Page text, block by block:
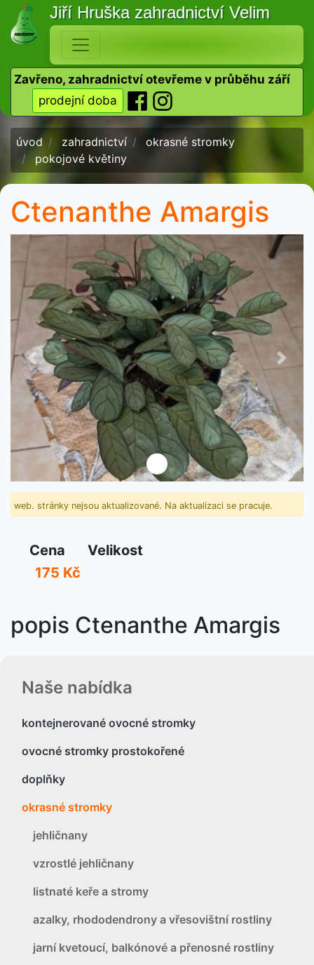
Jiří Hruška zahradnictví Velim
Zavřeno, zahradnictví otevřeme v průběhu září
prodejní doba
úvod zahradnictví
okrasné stromky
pokojové květiny
Naše nabídka
kontejnerované ovocné stromky
ovocné stromky prostokořené
doplňky
okrasné stromky
jehličnany
vzrostlé jehličnany
listnaté keře a stromy
azalky, rhododendrony a vřesovištní rostliny
jarní kvetoucí, balkónové a přenosné rostliny
Ctenanthe Amargis
Předchozí Další
web. stránky nejsou aktualizované. Na aktualizaci se pracuje.
Cena
Velikost
175 Kč
popis Ctenanthe Amargis